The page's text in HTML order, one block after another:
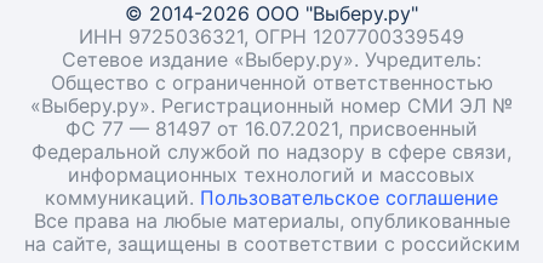
© 2014-2026 ООО "Выберу.ру"
ИНН 9725036321, ОГРН 1207700339549
Сетевое издание «Выберу.ру». Учредитель:
Общество с ограниченной ответственностью
«Выберу.ру». Регистрационный номер СМИ ЭЛ №
ФС 77 — 81497 от 16.07.2021, присвоенный
Федеральной службой по надзору в сфере связи,
информационных технологий и массовых
коммуникаций. Пользовательское соглашение
Все права на любые материалы, опубликованные
на сайте, защищены в соответствии с российским